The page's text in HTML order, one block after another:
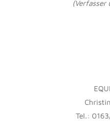
(Verfasser
Tel.: